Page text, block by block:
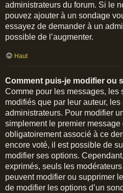
administrateurs du forum. Si le
pouvez ajouter à un sondage
essayez de demander à un
possible de l’augmenter.
Haut
Comment puis-je modifier ou
Comme pour les messages, les
modifiés que par leur auteur,
administrateurs. Pour modifier
simplement le premier
obligatoirement associé à ce
encore voté, il est possible de
modifier ses options.
exprimés, seuls les
peuvent modifier ou supprimer
de modifier les options d’un